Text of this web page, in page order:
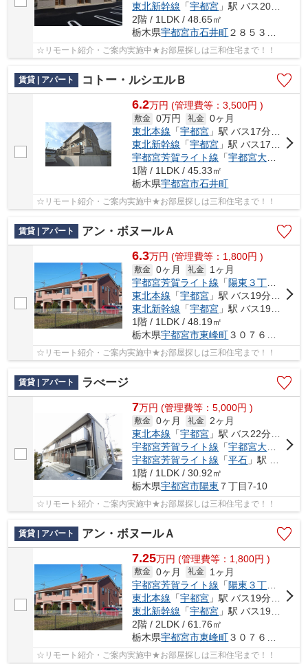
東北新幹線 「宇都宮 」駅 バス20分 「岡西（栃木県）」 停歩4分
2階 / 1LDK / 48.65㎡
栃木県宇都宮市石井町２８５３番９
☆リモート紹介・ご案内実施中★お部屋探しは三和住宅まで！！
賃貸 | アパート コトー・ルシエルＢ
6.2万円 (管理費等：3,500円 )
敷金 0万円 礼金 0ヶ月
東北本線 「宇都宮 」駅 バス17分 「工学部前（栃木県）」 停歩11分
東北新幹線 「宇都宮 」駅 バス17分 「工学部前（栃木県）」 停歩11分
宇都宮芳賀ライト線 「宇都宮大学陽東キャンパス
1階 / 1LDK / 45.33㎡
栃木県宇都宮市石井町
☆リモート紹介・ご案内実施中★お部屋探しは三和住宅まで！！
賃貸 | アパート アン・ボヌールＡ
6.3万円 (管理費等：1,800円 )
敷金 0ヶ月 礼金
1ヶ月
宇都宮芳賀ライト線 「陽東３丁目
東北本線 「宇都宮 」駅 バス19分 「こえご」 停歩5分
東北新幹線 「宇都宮 」駅 バス19分 「こえご」 停歩5分
1階 / 1LDK / 48.19㎡
栃木県宇都宮市東峰町３０７６番地３
☆リモート紹介・ご案内実施中★お部屋探しは三和住宅まで！！
賃貸 | アパート ラべージ
7万円 (管理費等：5,000円 )
敷金 0ヶ月 礼金
2ヶ月
東北本線 「宇都宮 」駅 バス22分 「岡新田」 停歩3分
宇都宮芳賀ライト線 「宇都宮大学陽東キャンパス
宇都宮芳賀ライト線 「平石 」駅 徒歩19分
1階 / 1LDK / 30.92㎡
栃木県宇都宮市陽東 ７丁目7-10
☆リモート紹介・ご案内実施中★お部屋探しは三和住宅まで！！
賃貸 | アパート アン・ボヌールＡ
7.25万円 (管理費等：1,800円 )
敷金 0ヶ月 礼金
1ヶ月
宇都宮芳賀ライト線 「陽東３丁目
東北本線 「宇都宮 」駅 バス19分 「こえご」 停歩5分
東北新幹線 「宇都宮 」駅 バス19分 「こえご」 停歩5分
2階 / 2LDK / 61.76㎡
栃木県宇都宮市東峰町３０７６番地３
☆リモート紹介・ご案内実施中★お部屋探しは三和住宅まで！！